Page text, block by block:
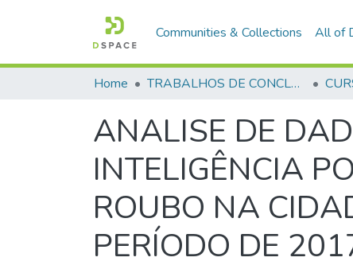
Communities & Collections All of
Home TRABALHOS DE CONCLUSÃO DE CURSO - CFP (CURSO DE FORMAÇÃO DE PRAÇAS)
ANALISE DE
INTELIGÊNCIA
ROUBO NA
PERÍODO DE